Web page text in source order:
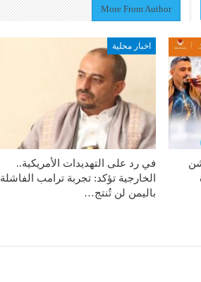
More From Author
اخبار محلية
في رد على التهديدات الأمريكية..
الخارجية تؤكد: تجربة ترامب الفاشلة
باليمن لن تُنتج…